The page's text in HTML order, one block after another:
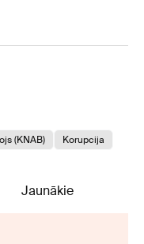
(KNAB)
Korupcija
Jaunākie